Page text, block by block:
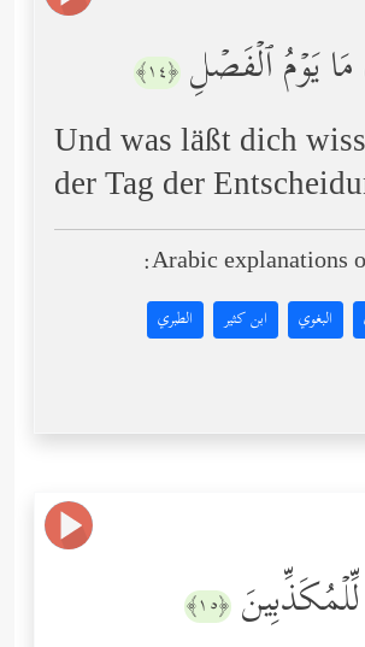
یَوۡمُ ٱلۡفَصۡلِ ﴿١٤﴾
Und was läßt dich
der Tag der
Arabic explanations
البغوي ابن كثير الطبري
﴿١٥﴾